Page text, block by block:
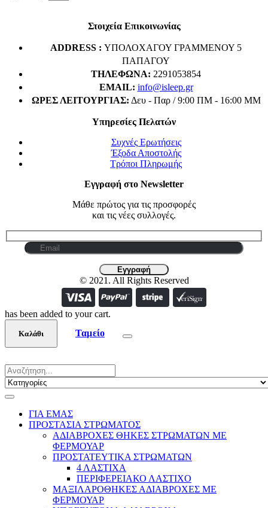
Στοιχεία Επικοινωνίας
ADDRESS : ΥΠΟΛΟΧΑΓΟΥ ΓΡΑΜΜΕΝΟΥ 5
ΠΑΠΑΓΟΥ
ΤΗΛΈΦΩΝΑ: 2291053854
EMAIL: info@isleep.gr
ΏΡΕΣ ΛΕΙΤΟΥΡΓΊΑΣ: Δευ - Παρ / 9:00 ΠΜ - 16:00 ΜΜ
Υπηρεσίες Πελατών
Συχνές Ερωτήσεις
Έξοδα Αποστολής
Τρόποι Πληρωμής
Εγγραφή στο Newsletter
Μάθε πρώτος για τις προσφορές
και τις νέες συλλογές.
© 2021. All Rights Reserved
has been added to your cart.
Καλάθι Ταμείο
ΓΙΑ ΕΜΑΣ
ΠΡΟΣΤΑΣΙΑ ΣΤΡΩΜΑΤΟΣ
ΑΔΙΑΒΡΟΧΕΣ ΘΗΚΕΣ ΣΤΡΩΜΑΤΩΝ ΜΕ
ΦΕΡΜΟΥΑΡ
ΠΡΟΣΤΑΤΕΥΤΙΚΑ ΣΤΡΩΜΑΤΩΝ
4 ΛΑΣΤΙΧΑ
ΠΕΡΙΦΕΡΕΙΑΚΟ ΛΑΣΤΙΧΟ
ΜΑΞΙΛΑΡΟΘΗΚΕΣ ΑΔΙΑΒΡΟΧΕΣ ΜΕ
ΦΕΡΜΟΥΑΡ